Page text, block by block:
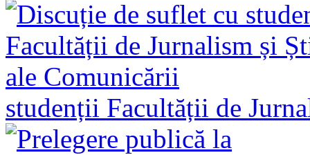
studenții Facultății de